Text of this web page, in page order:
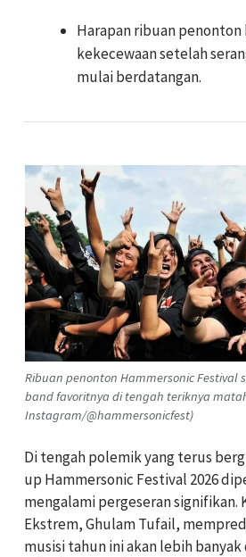
Harapan ribuan
kekecewaan setelah
mulai berdatangan.
Ribuan penonton Hammersonic Festival
band favoritnya di tengah teriknya
Instagram/@hammersonicfest)
Di tengah polemik yang terus
up Hammersonic Festival 2026
mengalami pergeseran signifikan.
Ekstrem, Ghulam Tufail,
musisi tahun ini akan lebih banyak